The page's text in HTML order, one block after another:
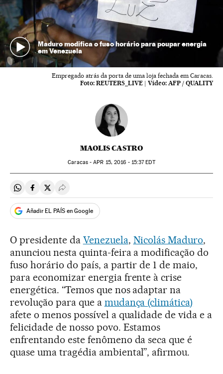
Maduro modifica o fuso horário para poupar energia
em Venezuela
Empregado atrás da porta de uma loja fechada em Caracas.
Foto: REUTERS_LIVE | Vídeo: AFP / QUALITY
MAOLIS CASTRO
Caracas -APR 15, 2016 - 15:37EDT
Compartir en Whatsapp
Compartir en Facebook
Compartir en Twitter
Desplegar Redes Sociales
Añadir EL PAÍS en Google
O presidente da Venezuela, Nicolás Maduro,
anunciou nesta quinta-feira a modificação do
fuso horário do país, a partir de 1 de maio,
para economizar energia frente à crise
energética. “Temos que nos adaptar na
revolução para que a mudança (climática)
afete o menos possível a qualidade de vida e a
felicidade de nosso povo. Estamos
enfrentando este fenômeno da seca que é
quase uma tragédia ambiental”, afirmou.